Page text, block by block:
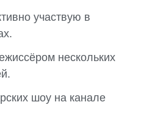
участвую в
нескольких
шоу на канале